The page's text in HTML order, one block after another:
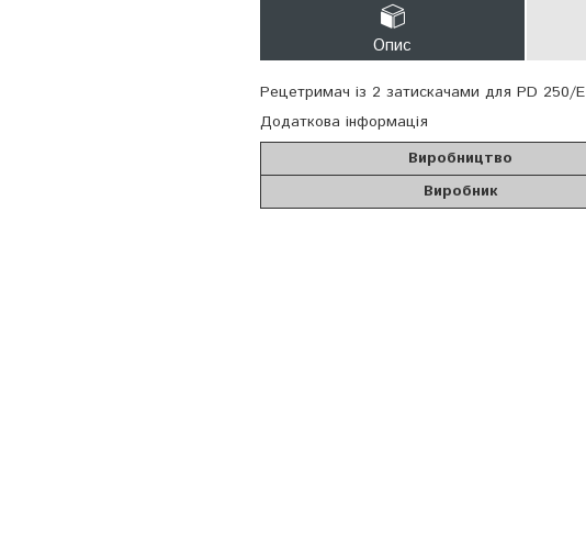
Опис
Рецетримач із 2 затискачами для PD 250/E
Додаткова інформація
Виробництво
Виробник